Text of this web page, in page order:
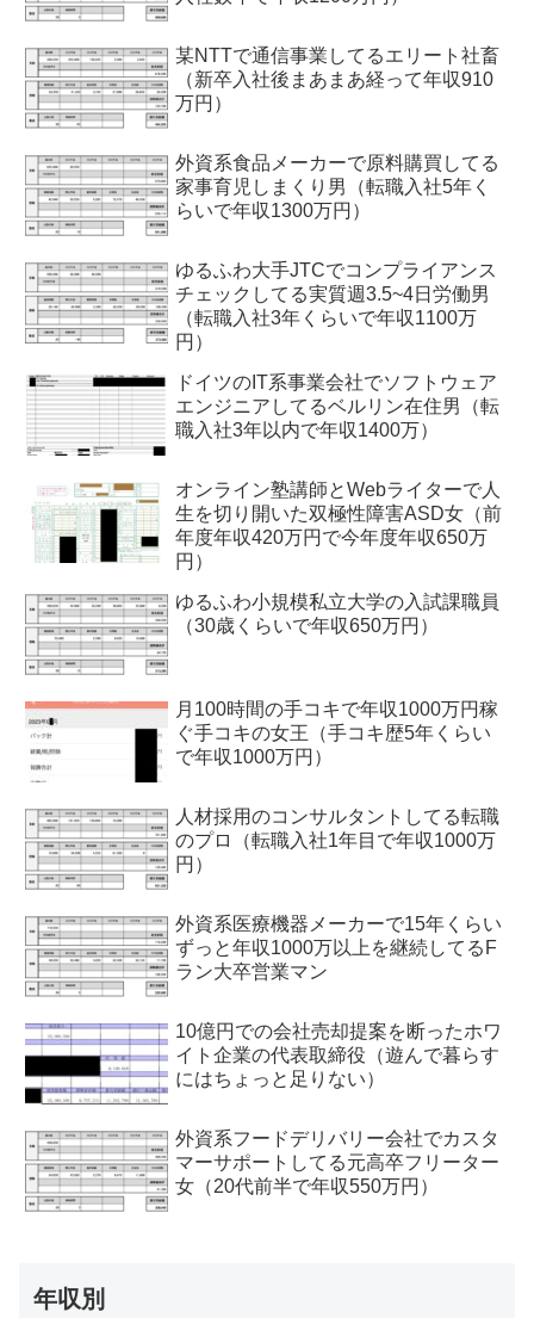
某NTTで通信事業してるエリート社畜
（新卒入社後まあまあ経って年収910
万円）
外資系食品メーカーで原料購買してる
家事育児しまくり男（転職入社5年く
らいで年収1300万円）
ゆるふわ大手JTCでコンプライアンス
チェックしてる実質週3.5~4日労働男
（転職入社3年くらいで年収1100万
円）
ドイツのIT系事業会社でソフトウェア
エンジニアしてるベルリン在住男（転
職入社3年以内で年収1400万）
オンライン塾講師とWebライターで人
生を切り開いた双極性障害ASD女（前
年度年収420万円で今年度年収650万
円）
ゆるふわ小規模私立大学の入試課職員
（30歳くらいで年収650万円）
月100時間の手コキで年収1000万円稼
ぐ手コキの女王（手コキ歴5年くらい
で年収1000万円）
人材採用のコンサルタントしてる転職
のプロ（転職入社1年目で年収1000万
円）
外資系医療機器メーカーで15年くらい
ずっと年収1000万以上を継続してるF
ラン大卒営業マン
10億円での会社売却提案を断ったホワ
イト企業の代表取締役（遊んで暮らす
にはちょっと足りない）
外資系フードデリバリー会社でカスタ
マーサポートしてる元高卒フリーター
女（20代前半で年収550万円）
年収別